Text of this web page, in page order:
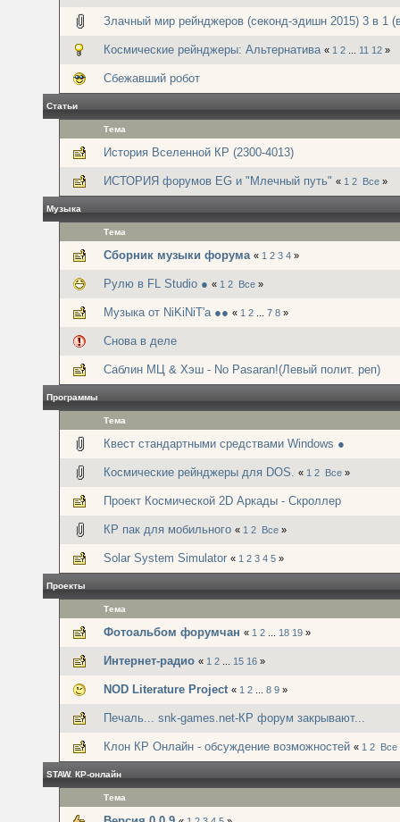
Злачный мир рейнджеров (секонд-эдишн 2015) 3 в 1
Космические рейнджеры: Альтернатива « 1 2 11 12 »
Сбежавший робот
Статьи
Тема
История Вселенной КР (2300-4013)
ИСТОРИЯ форумов EG и "Млечный путь" « 1 2 Все »
Музыка
Тема
Сборник музыки форума « 1 2 3 4 »
Рулю в FL Studio ● « 1 2 Все »
Музыка от NiKiNiT'а ●● « 1 2 7 8 »
Снова в деле
Саблин МЦ & Хэш - No Pasaran!(Левый полит. реп)
Программы
Тема
Квест стандартными средствами Windows ●
Космические рейнджеры для DOS. « 1 2 Все »
Проект Космической 2D Аркады - Скроллер
КР пак для мобильного « 1 2 Все »
Solar System Simulator « 1 2 3 4 5 »
Проекты
Тема
Фотоальбом форумчан « 1 2 18 19 »
Интернет-радио « 1 2 15 16 »
NOD Literature Project « 1 2 8 9 »
Печаль... snk-games.net-КР форум закрывают...
Клон КР Онлайн - обсуждение возможностей « 1 2 Все
STAW. КР-онлайн
Тема